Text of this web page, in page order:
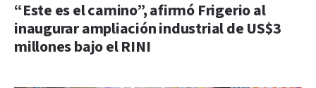
“Este es el camino”, afirmó Frigerio al
inaugurar ampliación industrial de US$3
millones bajo el RINI